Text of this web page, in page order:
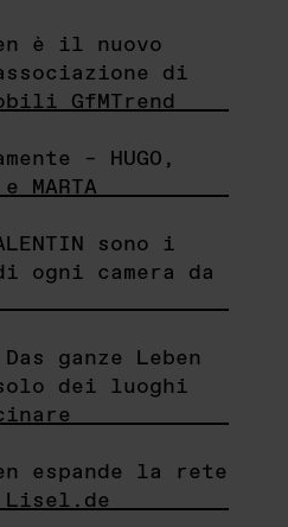
è il nuovo
di
GfMTrend
– HUGO,
MARTA
sono i
ogni camera da
ganze Leben
dei luoghi
espande la rete